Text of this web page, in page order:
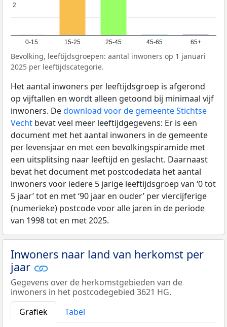
0-15 15-25 25-45 45-65 65+
2
2
Bevolking, leeftijdsgroepen: aantal inwoners op 1 januari
2025 per leeftijdscategorie.
Het aantal inwoners per leeftijdsgroep is afgerond
op vijftallen en wordt alleen getoond bij minimaal vijf
inwoners. Dedownload voor de gemeente Stichtse
Vecht bevat veel meer leeftijdgegevens: Er is een
document met het aantal inwoners in de gemeente
per levensjaar en met een bevolkingspiramide met
een uitsplitsing naar leeftijd en geslacht. Daarnaast
bevat het document met postcodedata het aantal
inwoners voor iedere 5 jarige leeftijdsgroep van ‘0 tot
5 jaar’ tot en met ‘90 jaar en ouder’ per viercijferige
(numerieke) postcode voor alle jaren in de periode
van 1998 tot en met 2025.
Inwoners naar land van herkomst per
jaar
Gegevens over de herkomstgebieden van de
inwoners in het postcodegebied 3621 HG.
Grafiek
Tabel